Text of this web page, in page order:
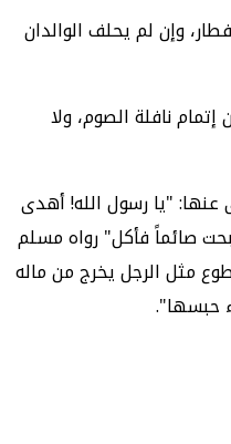
وإن لم يحلف الوالدان
إتمام نافلة الصوم، ولا
"يا رسول الله! أهدى
أصبحت صائماً فأكل" رواه مسلم
مثل الرجل يخرج من ماله
حبسها".